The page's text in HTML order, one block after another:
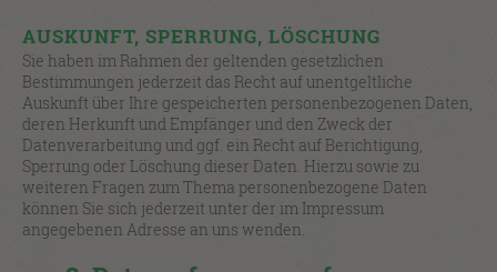
AUSKUNFT, SPERRUNG, LÖSCHUNG
Sie haben im Rahmen der geltenden gesetzlichen
Bestimmungen jederzeit das Recht auf unentgeltliche
Auskunft über Ihre gespeicherten personenbezogenen Daten,
deren Herkunft und Empfänger und den Zweck der
Datenverarbeitung und ggf. ein Recht auf Berichtigung,
Sperrung oder Löschung dieser Daten. Hierzu sowie zu
weiteren Fragen zum Thema personenbezogene Daten
können Sie sich jederzeit unter der im Impressum
angegebenen Adresse an uns wenden.